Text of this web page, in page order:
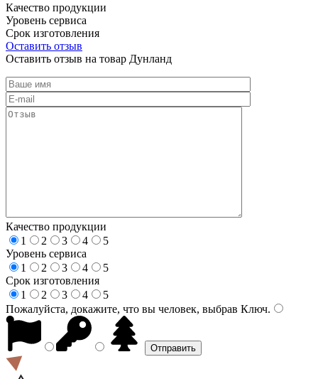
Качество продукции
Уровень сервиса
Срок изготовления
Оставить отзыв
Оставить отзыв на товар Дунланд
Качество продукции
1
2 3 4
5
Уровень сервиса
1
2 3 4
5
Срок изготовления
1
2 3 4
5
Пожалуйста, докажите, что вы человек, выбрав Ключ.